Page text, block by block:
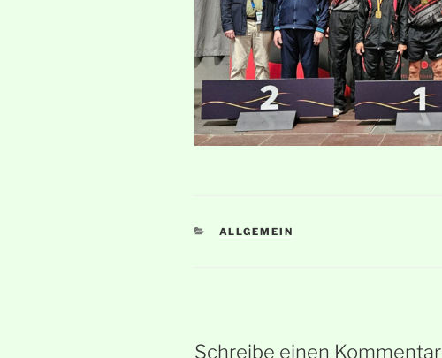
KATEGORIEN
ALLGEMEIN
Schreibe einen Kommentar